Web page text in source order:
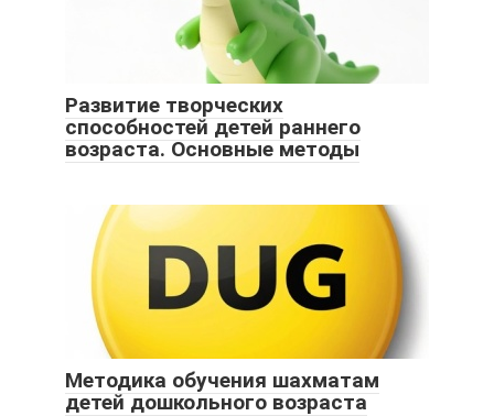
Развитие творческих
способностей детей раннего
возраста. Основные методы
Методика обучения шахматам
детей дошкольного возраста